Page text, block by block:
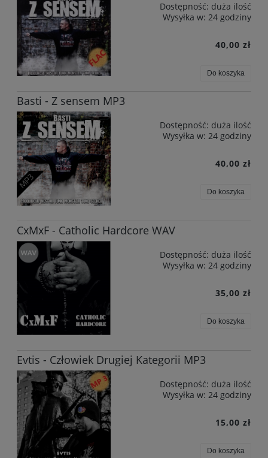
Dostępność: duża ilość
Wysyłka w: 24 godziny
40,00 zł
Do koszyka
Basti - Z sensem MP3
Dostępność: duża ilość
Wysyłka w: 24 godziny
40,00 zł
Do koszyka
CxMxF - Catholic Hardcore WAV
Dostępność: duża ilość
Wysyłka w: 24 godziny
35,00 zł
Do koszyka
Evtis - Człowiek Drugiej Kategorii MP3
Dostępność: duża ilość
Wysyłka w: 24 godziny
15,00 zł
Do koszyka